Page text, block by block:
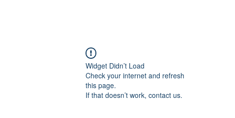
Widget Didn’t Load
Check your internet and refresh
this page.
If that doesn’t work, contact us.